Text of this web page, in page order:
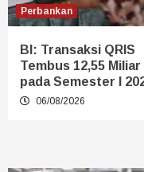
Perbankan
BI: Transaksi QRIS
Tembus 12,55 Miliar
pada Semester I
06/08/2026